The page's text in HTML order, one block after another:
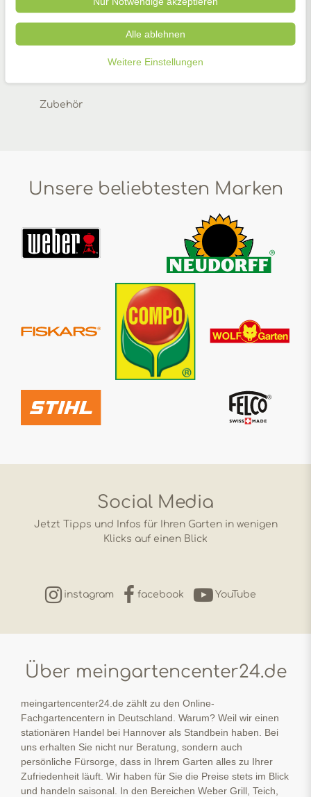
Zubehör
Unsere beliebtesten Marken
Social Media
Jetzt Tipps und Infos für Ihren Garten in wenigen
Klicks auf einen Blick
instagram facebook YouTube
Über meingartencenter24.de
meingartencenter24.de zählt zu den Online-
Fachgartencentern in Deutschland. Warum? Weil wir einen
stationären Handel bei Hannover als Standbein haben. Bei
uns erhalten Sie nicht nur Beratung, sondern auch
persönliche Fürsorge, dass in Ihrem Garten alles zu Ihrer
Zufriedenheit läuft. Wir haben für Sie die Preise stets im Blick
und handeln saisonal. In den Bereichen Weber Grill, Teich,
Alle ablehnen
Weitere Einstellungen